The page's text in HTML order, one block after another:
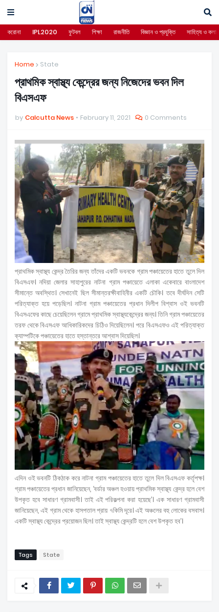
করোনা IPL2020 ফুটবল শিক্ষা রাজনীতি বিজ্ঞান ও প্রযুক্তি সাহিত্য ও কলা
Home State
প্রাথমিক স্বাস্থ্য কেন্দ্রের জন্য নিজেদের ভবন দিল
বিএসএফ
by Calcutta News February 11, 2021 0 Comments
প্রাথমিক স্বাস্থ্য কেন্দ্র তৈরির জন্য তাঁদের একটি ভবনকে গ্রাম পঞ্চায়েতের হাতে তুলে দিল
বিএসএফ। নদিয়া জেলার সাহাপুরের নাটনা গ্রাম পঞ্চায়েতে এলাকা একেবারে বাংলাদেশ
সীমান্তে অবস্থিত। সেখানেই ছিল সীমান্তরক্ষীবাহিনীর একটি চৌকি। তবে দীর্ঘদিন সেটি
পরিত্যাক্ত হয়ে পড়েছিল। নাটনা গ্রাম পঞ্চায়েতের প্রধান দিলীপ বিশ্বাস ওই ভবনটি
বিএসএফের কাছে চেয়েছিলেন গ্রামে প্রাথমিক স্বাস্থ্যকেন্দ্রের জন্য। তিনি গ্রাম পঞ্চায়েতের
তরফ থেকে বিএসএফ আধিকারিকদের চিঠিও দিয়েছিলেন। পরে বিএসএফও এই পরিত্যাক্ত
ক্যাম্পটিকে পঞ্চায়েতের হাতে হস্তান্তরে আশ্বাস দিয়েছিল।
এদিন ওই ভবনটি ঠিকঠাক করে নাটনা গ্রাম পঞ্চায়েতের হাতে তুলে দিল বিএসএফ কর্তৃপক্ষ।
গ্রাম পঞ্চায়েতের প্রধান জানিয়েছেন, ‘বর্ডার অঞ্চল হওয়ায় প্রাথমিক স্বাস্থ্য কেন্দ্র হলে বেশ
উপকৃত হবে সাধারণ গ্রামবাসী। তাই এই পরিকল্পনা করা হয়েছে’। এক সাধারণ গ্রামবাসী
জানিয়েছেন, এই গ্রাম থেকে হাসপতাল প্রায় ৭কিমি দূরে। এই অঞ্চলের বহু লোকের বসবাস।
একটি স্বাস্থ্য কেন্দ্রের প্রয়োজন ছিল। তাই স্বাস্থ্য কেন্দ্রটি হলে বেশ উপকৃত হব’।
Tags State